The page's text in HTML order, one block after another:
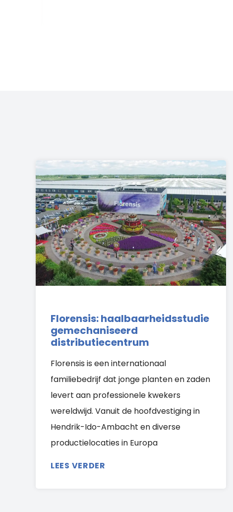
Florensis: haalbaarheidsstudie
gemechaniseerd
distributiecentrum
Florensis is een internationaal
familiebedrijf dat jonge planten en zaden
levert aan professionele kwekers
wereldwijd. Vanuit de hoofdvestiging in
Hendrik-Ido-Ambacht en diverse
productielocaties in Europa
LEES VERDER